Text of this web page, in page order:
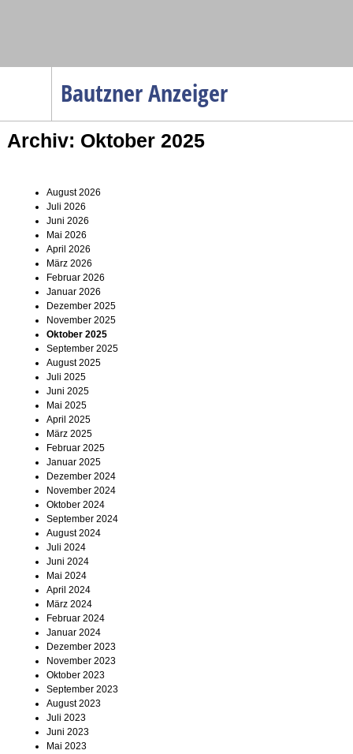
Bautzner Anzeiger
Menüpunkte
Startseite
Gesellschaft
Wirtschaft
Service
Verkehr
Gesundheit
Kultur
Sport
Termine
Kostenlos
Archiv: Oktober 2025
August 2026
Juli 2026
Juni 2026
Mai 2026
April 2026
März 2026
Februar 2026
Januar 2026
Dezember 2025
November 2025
Oktober 2025
September 2025
August 2025
Juli 2025
Juni 2025
Mai 2025
April 2025
März 2025
Februar 2025
Januar 2025
Dezember 2024
November 2024
Oktober 2024
September 2024
August 2024
Juli 2024
Juni 2024
Mai 2024
April 2024
März 2024
Februar 2024
Januar 2024
Dezember 2023
November 2023
Oktober 2023
September 2023
August 2023
Juli 2023
Juni 2023
Mai 2023